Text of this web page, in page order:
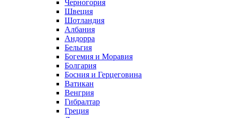
Черногория
Швеция
Шотландия
Албания
Андорра
Бельгия
Богемия и Моравия
Болгария
Босния и Герцеговина
Ватикан
Венгрия
Гибралтар
Греция